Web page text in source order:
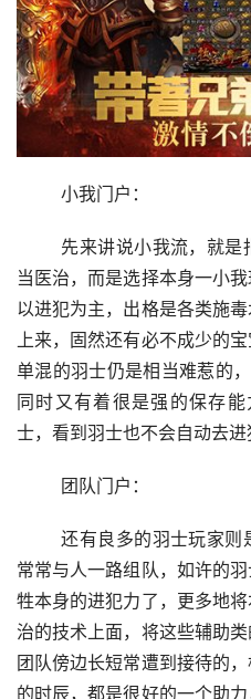
	小我门户：
当医治，而是选择本身一小
以进犯为主，出格是各类施
上来，固然还有必不成少的
单混的羽士仍是相当难惹的
同时又有着很是强的保存
士，看到羽士也不会自动去进
	团队门户：
	还有良多的羽士玩家则是选择了走团队线路，也就是
常常与人一路组队，如许的
牲本身的进犯力了，更多地
治的技术上面，将这些辅助
团队傍边长短常遭到接待的
的时辰，都是很好的一个助